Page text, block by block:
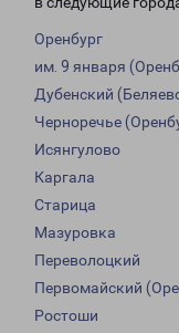
Оренбург
им. 9 января
Дубенский
Черноречье
Исянгулово
Каргала
Старица
Мазуровка
Переволоцкий
Первомайский
Ростоши